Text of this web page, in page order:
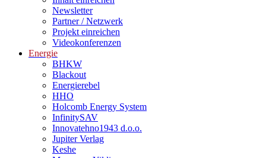
Newsletter
Partner / Netzwerk
Projekt einreichen
Videokonferenzen
Energie
BHKW
Blackout
Energierebel
HHO
Holcomb Energy System
InfinitySAV
Innovatehno1943 d.o.o.
Jupiter Verlag
Keshe